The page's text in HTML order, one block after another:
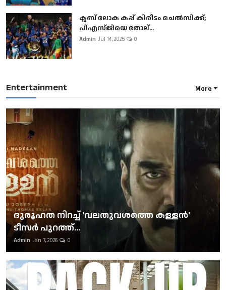
ക്ലബ് ലോക കപ്പ് കിരീടം ചെല്‍സിക്ക്;
പിഎസ്ജിയെ തോല്...
Admin Jul 14, 2025 0
Entertainment More
ദുരൂഹത നിറച്ച് 'വലതുവശത്തെ കള്ളന്‍'
ടീസര്‍ പുറത്ത്...
Admin Jan 7, 2026 0